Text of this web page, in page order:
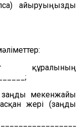
айыруыңызды
құралының
заңды мекенжайы
жері (заңды